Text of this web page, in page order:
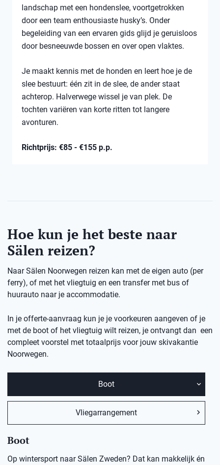
landschap met een hondenslee, voortgetrokken
door een team enthousiaste husky’s. Onder
begeleiding van een ervaren gids glijd je geruisloos
door besneeuwde bossen en over open vlaktes.
Je maakt kennis met de honden en leert hoe je de
slee bestuurt: één zit in de slee, de ander staat
achterop. Halverwege wissel je van plek. De
tochten variëren van korte ritten tot langere
avonturen.
Richtprijs: €85 - €155 p.p.
Hoe kun je het beste naar
Sälen reizen?
Naar Sälen Noorwegen reizen kan met de eigen auto (per
ferry), of met het vliegtuig en een transfer met bus of
huurauto naar je accommodatie.
In je offerte-aanvraag kun je je voorkeuren aangeven of je
met de boot of het vliegtuig wilt reizen, je ontvangt dan een
compleet voorstel met totaalprijs voor jouw skivakantie
Noorwegen.
Boot
Vliegarrangement
Boot
Op wintersport naar Sälen Zweden? Dat kan makkelijk én